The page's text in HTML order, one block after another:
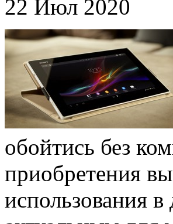
22 Июл 2020
обойтись без
приобретения
использования